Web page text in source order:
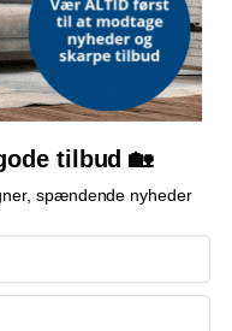
on til kat
ml
209,-
Hængeparasols
solcelledrevne
3 m - grå, med
og krank, UPF
Vejl. pris
På lager
tilbud 🏡
spændende nyheder